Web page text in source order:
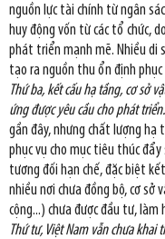
nguồn lực tài chính từ ngân
huy động vốn từ các tổ chức,
phát triển mạnh mẽ. Nhiều di
tạo ra nguồn thu ổn định phục
Thứ ba, kết cấu hạ tầng, cơ sở
ứng được yêu cầu cho phát triển.
gần đây, nhưng chất lượng hạ
phục vụ cho mục tiêu thúc
tương đối hạn chế, đặc biệt
nhiều nơi chưa đồng bộ, cơ sở
cộng...) chưa được đầu tư,
Thứ tư, Việt Nam vẫn chưa